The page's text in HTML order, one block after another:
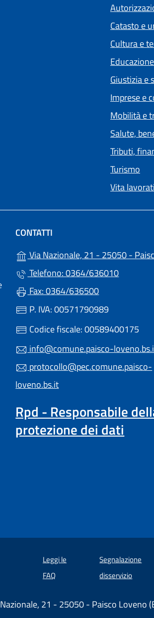
Catasto e
Cultura e
Giustizia e
Imprese e
Mobilità e
Salute,
Tributi,
Turismo
Vita
CONTATTI
Via Nazionale, 21 - 25050 - Paisco
Telefono: 0364/636010
Fax: 0364/636500
P. IVA: 00571790989
Codice fiscale: 00589400175
info@comune.paisco-
protocollo@pec.comune.paisco-
loveno.bs.it
Rpd - Responsabile
protezione dei dati
un'altra scheda).
Leggi le
FAQ
Segnalazione
disservizio
21 - 25050 - Paisco Loveno